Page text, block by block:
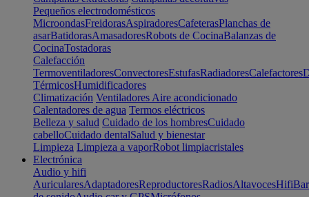
Pequeños electrodomésticos
MicroondasFreidorasAspiradoresCafeterasPlanchas de
asarBatidorasAmasadoresRobots de CocinaBalanzas de
CocinaTostadoras
Calefacción
TermoventiladoresConvectoresEstufasRadiadoresCalefactores
TérmicosHumidificadores
Climatización Ventiladores Aire acondicionado
Calentadores de agua Termos eléctricos
Belleza y salud Cuidado de los hombresCuidado
cabelloCuidado dentalSalud y bienestar
Limpieza Limpieza a vaporRobot limpiacristales
Electrónica
Audio y hifi
AuricularesAdaptadoresReproductoresRadiosAltavocesHifi